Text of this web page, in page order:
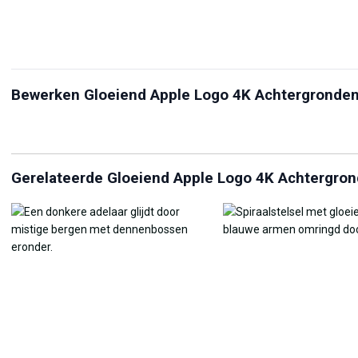
Bewerken Gloeiend Apple Logo 4K Achtergronden
Afbeeldingsresizer Foto naar Wallpaper Maker
Gerelateerde Gloeiend Apple Logo 4K